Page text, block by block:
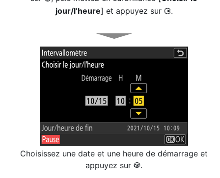
jour/l’heure] et appuyez sur 2.
Choisissez une date et une heure de démarrage et
appuyez sur J.